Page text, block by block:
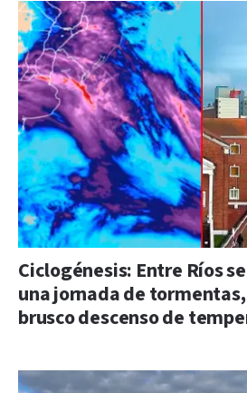
Ciclogénesis: Entre Ríos
una jornada de
brusco descenso de